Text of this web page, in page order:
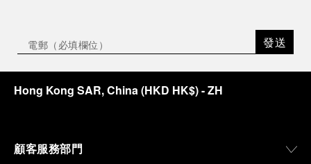
發送
Hong Kong SAR, China(HKD HK$)- ZH
顧客服務部門